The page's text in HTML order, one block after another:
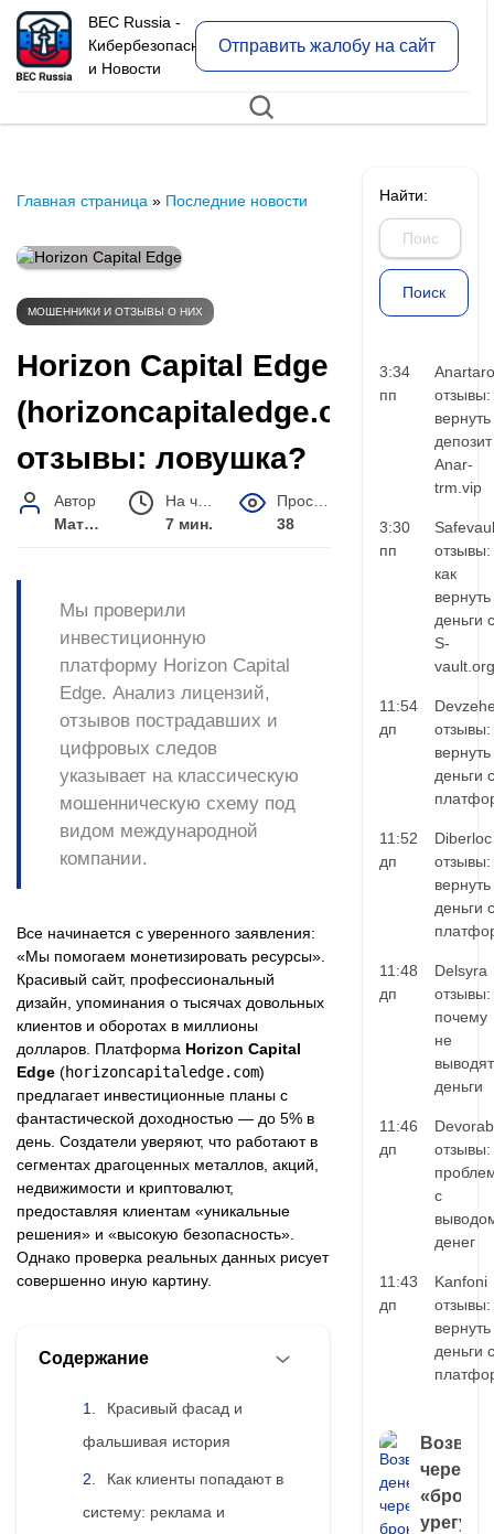
BEC Russia -
Кибербезопасность
и Новости
Отправить жалобу на сайт
Главная страница » Последние новости
МОШЕННИКИ И ОТЗЫВЫ О НИХ
Horizon Capital Edge
(horizoncapitaledge.com)
отзывы: ловушка?
Автор
Матвей Иванов
7 мин.
38
Мы проверили
инвестиционную
платформу Horizon Capital
Edge. Анализ лицензий,
отзывов пострадавших и
цифровых следов
указывает на классическую
мошенническую схему под
видом международной
компании.
Все начинается с уверенного заявления:
«Мы помогаем монетизировать ресурсы».
Красивый сайт, профессиональный
дизайн, упоминания о тысячах довольных
клиентов и оборотах в миллионы
долларов. Платформа Horizon Capital
Edge (horizoncapitaledge.com)
предлагает инвестиционные планы с
фантастической доходностью — до 5% в
день. Создатели уверяют, что работают в
сегментах драгоценных металлов, акций,
недвижимости и криптовалют,
предоставляя клиентам «уникальные
решения» и «высокую безопасность».
Однако проверка реальных данных рисует
совершенно иную картину.
Содержание
Красивый фасад и
фальшивая история
Как клиенты попадают в
систему: реклама и
Найти:
3:34
пп
отзывы:
вернуть
Anar-
trm.vip
3:30
пп
отзывы:
как
вернуть
деньги с
S-
vault.org
11:54
дп
отзывы:
вернуть
деньги с
11:52
дп
Diberloc
отзывы:
вернуть
деньги с
11:48
дп
Delsyra
отзывы:
почему
не
выводят
деньги
11:46
дп
отзывы:
с
денег
11:43
дп
Kanfoni
отзывы:
вернуть
деньги с
через